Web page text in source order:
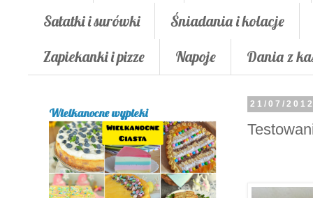
Sałatki i surówki
Śniadania i kolacje
Zapiekanki i pizze
Napoje Dania z
21/07/
Wielkanocne wypieki